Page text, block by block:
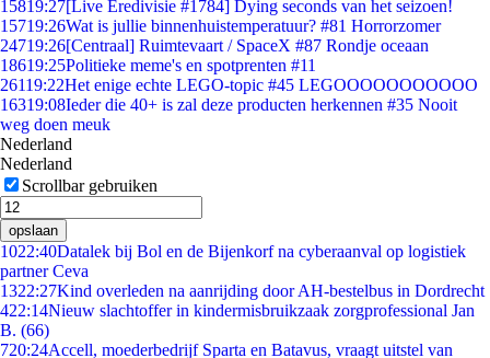
15819:27[Live Eredivisie #1784] Dying seconds van het seizoen!
15719:26Wat is jullie binnenhuistemperatuur? #81 Horrorzomer
24719:26[Centraal] Ruimtevaart / SpaceX #87 Rondje oceaan
18619:25Politieke meme's en spotprenten #11
26119:22Het enige echte LEGO-topic #45 LEGOOOOOOOOOOO
16319:08Ieder die 40+ is zal deze producten herkennen #35 Nooit
weg doen meuk
Nederland
Nederland
Scrollbar gebruiken
opslaan
1022:40Datalek bij Bol en de Bijenkorf na cyberaanval op logistiek
partner Ceva
1322:27Kind overleden na aanrijding door AH-bestelbus in Dordrecht
422:14Nieuw slachtoffer in kindermisbruikzaak zorgprofessional Jan
B. (66)
720:24Accell, moederbedrijf Sparta en Batavus, vraagt uitstel van